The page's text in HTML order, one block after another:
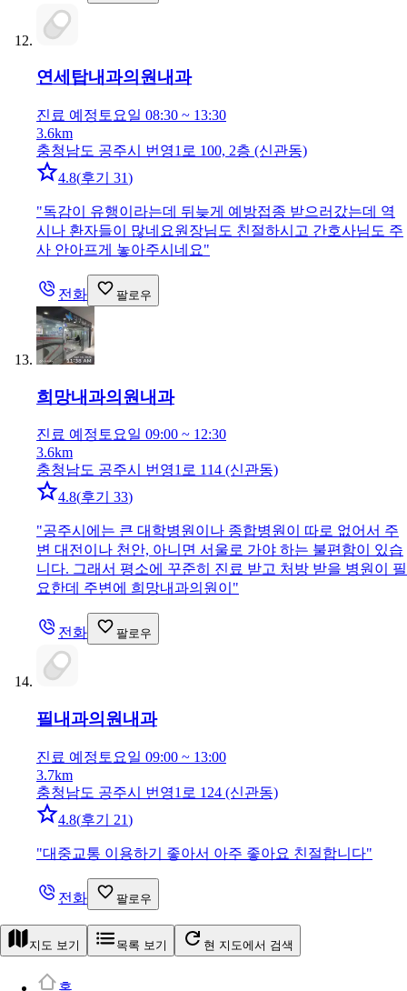
연세탑내과의원내과
진료 예정 토요일 08:30 ~ 13:30
3.6km
충청남도 공주시 번영1로 100, 2층 (신관동)
4.8(후기 31)
"독감이 유행이라는데 뒤늦게 예방접종 받으러갔는데 역
시나 환자들이 많네요원장님도 친절하시고 간호사님도 주
사 안아프게 놓아주시네요"
전화 팔로우
희망내과의원 내과
진료 예정 토요일 09:00 ~ 12:30
3.6km
충청남도 공주시 번영1로 114 (신관동)
4.8(후기 33)
"공주시에는 큰 대학병원이나 종합병원이 따로 없어서 주
변 대전이나 천안, 아니면 서울로 가야 하는 불편함이 있습
니다. 그래서 평소에 꾸준히 진료 받고 처방 받을 병원이 필
요한데 주변에 희망내과의원이 "
전화 팔로우
필내과의원 내과
진료 예정 토요일 09:00 ~ 13:00
3.7km
충청남도 공주시 번영1로 124 (신관동)
4.8(후기 21)
"대중교통 이용하기 좋아서 아주 좋아요 친절합니다"
전화 팔로우
지도 보기 목록 보기 현 지도에서 검색
홈